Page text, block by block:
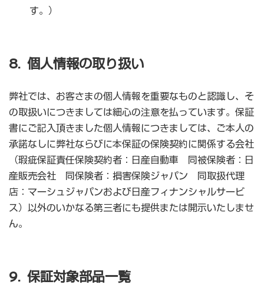
す。）
8. 個人情報の取り扱い
弊社では、お客さまの個人情報を重要なものと認識し、そ
の取扱いにつきましては細心の注意を払っています。保証
書にご記入頂きました個人情報につきましては、ご本人の
承諾なしに弊社ならびに本保証の保険契約に関係する会社
（瑕疵保証責任保険契約者：日産自動車 同被保険者：日
産販売会社 同保険者：損害保険ジャパン 同取扱代理
店：マーシュジャパンおよび日産フィナンシャルサービ
ス）以外のいかなる第三者にも提供または開示いたしませ
ん。
9. 保証対象部品一覧